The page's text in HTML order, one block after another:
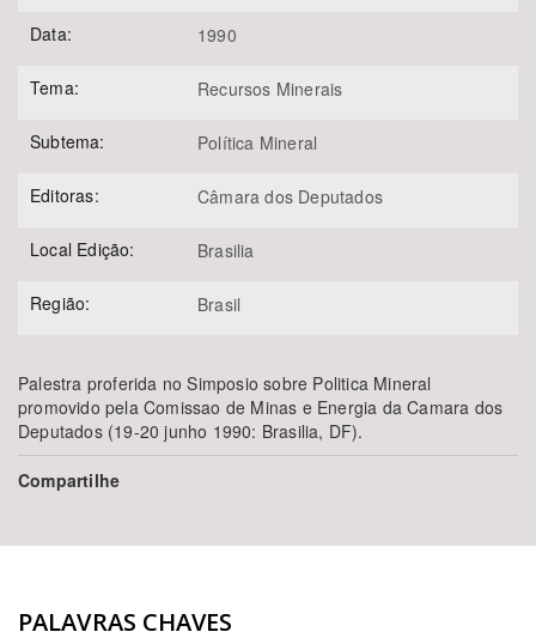
Data: 1990
Tema: Recursos Minerais
Subtema: Política Mineral
Editoras: Câmara dos Deputados
Local Edição: Brasilia
Região: Brasil
Palestra proferida no Simposio sobre Politica Mineral
promovido pela Comissao de Minas e Energia da Camara dos
Deputados (19-20 junho 1990: Brasilia, DF).
Compartilhe
PALAVRAS CHAVES